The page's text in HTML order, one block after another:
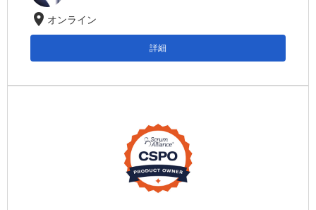
location_on オンライン
詳細